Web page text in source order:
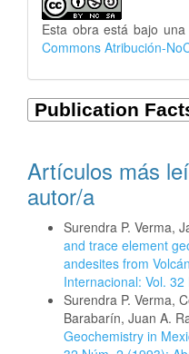
Esta obra está bajo
Commons Atribución-
Artículos más
autor/a
Surendra P. Verma,
and trace element
andesites from
Internacional: Vol.
Surendra P. Verma,
Barabarín, Juan A.
Geochemistry in